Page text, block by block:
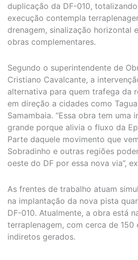
duplicação da DF-010,
execução contempla
drenagem, sinalização horizontal
obras complementares.
Segundo o superintendente de
Cristiano Cavalcante, a
alternativa para quem trafega da
em direção a cidades como
Samambaia. “Essa obra tem uma
grande porque alivia o fluxo da
Parte daquele movimento que
Sobradinho e outras regiões
oeste do DF por essa nova via”,
As frentes de trabalho atuam
na implantação da nova pista
DF-010. Atualmente, a obra está
terraplenagem, com cerca de
indiretos gerados.